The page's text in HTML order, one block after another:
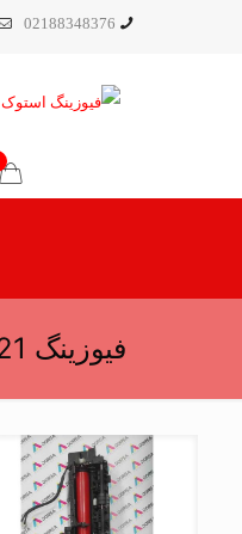
02188348376
فیوزینگ Samsung 4521